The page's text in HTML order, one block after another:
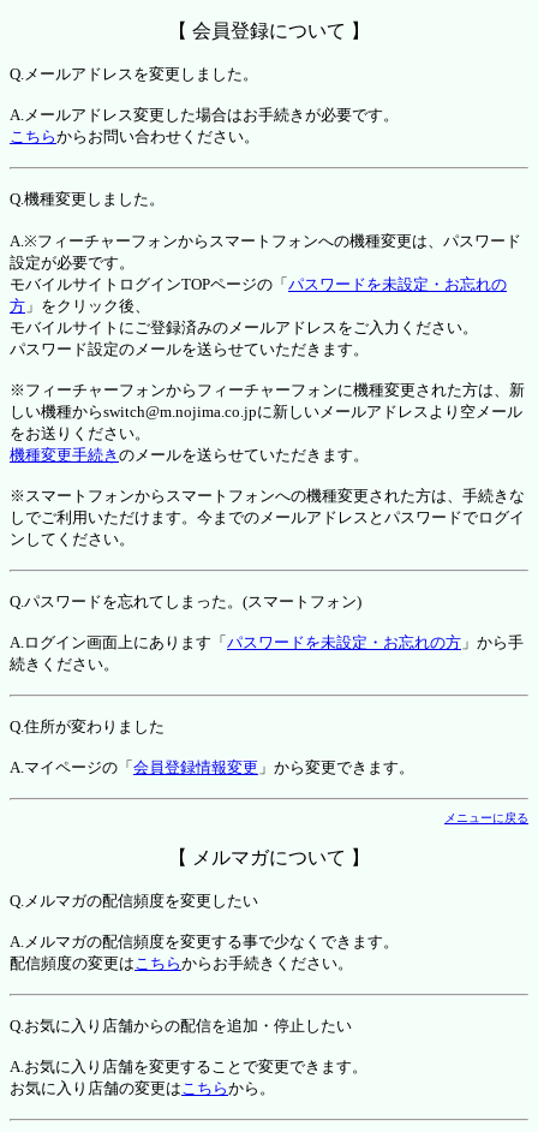
【 会員登録について 】
Q.メールアドレスを変更しました。
A.メールアドレス変更した場合はお手続きが必要です。
こちらからお問い合わせください。
Q.機種変更しました。
A.※フィーチャーフォンからスマートフォンへの機種変更は、パスワード
設定が必要です。
モバイルサイトログインTOPページの「 パスワードを未設定・お忘れの
方 」をクリック後、
モバイルサイトにご登録済みのメールアドレスをご入力ください。
パスワード設定のメールを送らせていただきます。
※フィーチャーフォンからフィーチャーフォンに機種変更された方は、新
しい機種からswitch@m.nojima.co.jpに新しいメールアドレスより空メール
をお送りください。
機種変更手続き のメールを送らせていただきます。
※スマートフォンからスマートフォンへの機種変更された方は、手続きな
しでご利用いただけます。今までのメールアドレスとパスワードでログイ
ンしてください。
Q.パスワードを忘れてしまった。(スマートフォン)
A.ログイン画面上にあります「 パスワードを未設定・お忘れの方 」から手
続きください。
Q.住所が変わりました
A.マイページの「 会員登録情報変更 」から変更できます。
メニューに戻る
【 メルマガについて 】
Q.メルマガの配信頻度を変更したい
A.メルマガの配信頻度を変更する事で少なくできます。
配信頻度の変更はこちらからお手続きください。
Q.お気に入り店舗からの配信を追加・停止したい
A.お気に入り店舗を変更することで変更できます。
お気に入り店舗の変更はこちらから。